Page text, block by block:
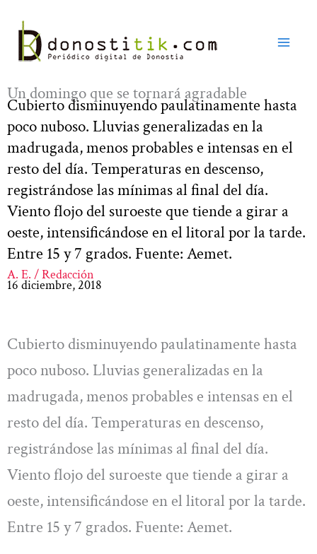
contenido
Un domingo que se tornará agradable
Cubierto disminuyendo paulatinamente hasta
poco nuboso. Lluvias generalizadas en la
madrugada, menos probables e intensas en el
resto del día. Temperaturas en descenso,
registrándose las mínimas al final del día.
Viento flojo del suroeste que tiende a girar a
oeste, intensificándose en el litoral por la tarde.
Entre 15 y 7 grados. Fuente: Aemet.
A. E. / Redacción
16 diciembre, 2018
Cubierto disminuyendo paulatinamente hasta
poco nuboso. Lluvias generalizadas en la
madrugada, menos probables e intensas en el
resto del día. Temperaturas en descenso,
registrándose las mínimas al final del día.
Viento flojo del suroeste que tiende a girar a
oeste, intensificándose en el litoral por la tarde.
Entre 15 y 7 grados. Fuente: Aemet.